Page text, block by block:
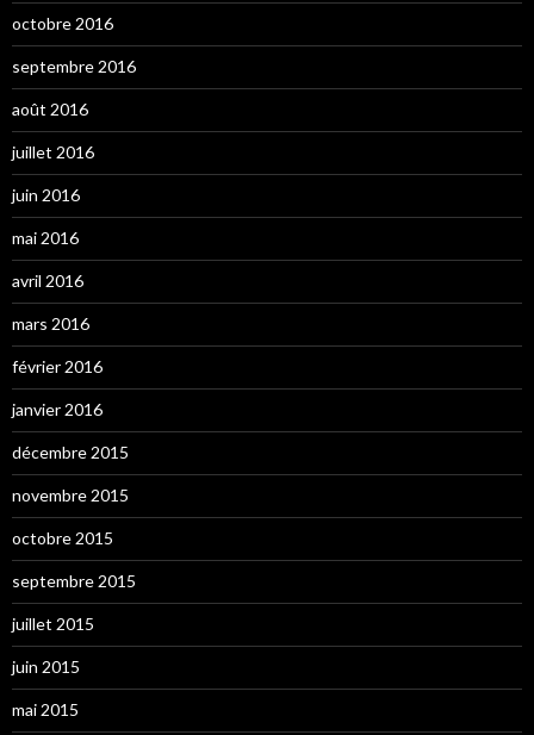
octobre 2016
septembre 2016
août 2016
juillet 2016
juin 2016
mai 2016
avril 2016
mars 2016
février 2016
janvier 2016
décembre 2015
novembre 2015
octobre 2015
septembre 2015
juillet 2015
juin 2015
mai 2015